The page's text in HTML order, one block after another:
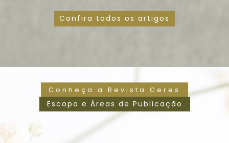
Confira todos os artigos
Conheça a Revista Ceres
Escopo e Áreas de Publicação